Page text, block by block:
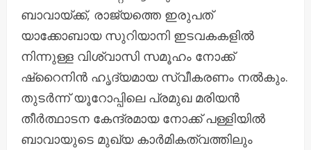
ബാവായ്ക്ക്, രാജ്യത്തെ ഇരുപത്
യാക്കോബായ സുറിയാനി ഇടവകകളില്‍
നിന്നുള്ള വിശ്വാസി സമൂഹം നോക്ക്
ഷ്‌റൈനിൻ ഹൃദ്യമായ സ്വീകരണം നല്‍കും.
തുടര്‍ന്ന് യൂറോപ്പിലെ പ്രമുഖ മരിയന്‍
തീര്‍ത്ഥാടന കേന്ദ്രമായ നോക്ക് പള്ളിയില്‍
ബാവായുടെ മുഖ്യ കാര്‍മികത്വത്തിലും